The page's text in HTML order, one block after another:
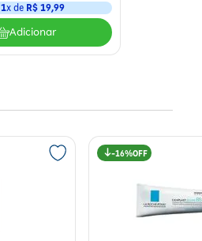
1x de R$ 19,99
Adicionar
16%